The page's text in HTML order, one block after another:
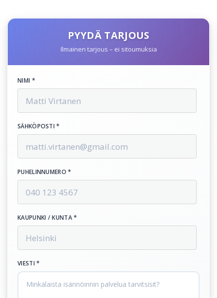
PYYDÄ TARJOUS
Ilmainen tarjous – ei sitoumuksia
NIMI *
SÄHKÖPOSTI *
PUHELINNUMERO *
KAUPUNKI / KUNTA *
VIESTI *